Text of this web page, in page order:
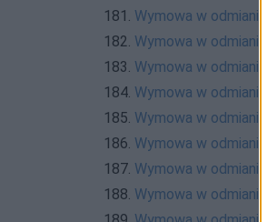
181. Wymowa w odmianie
182. Wymowa w odmianie
183. Wymowa w odmianie
184. Wymowa w odmianie
185. Wymowa w odmianie
186. Wymowa w odmianie
187. Wymowa w odmianie
188. Wymowa w odmianie